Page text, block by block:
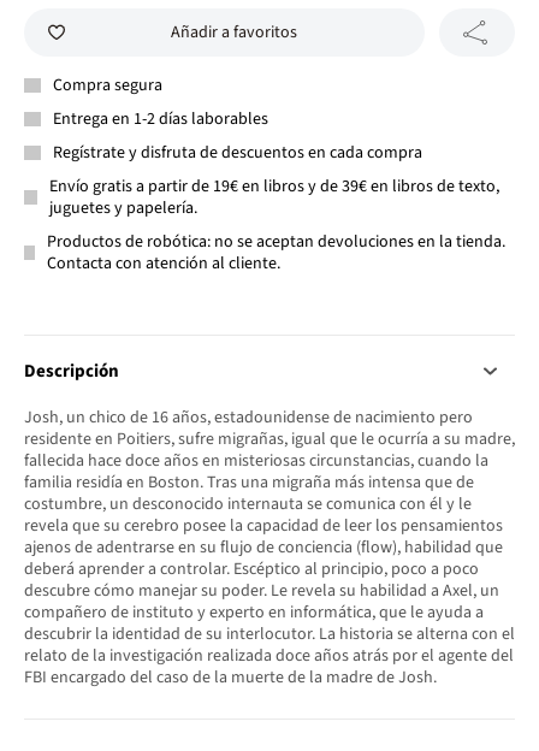
Añadir a favoritos
Compra segura
Entrega en 1-2 días laborables
Regístrate y disfruta de descuentos en cada compra
Envío gratis a partir de 19€ en libros y de 39€ en libros de texto,
juguetes y papelería.
Productos de robótica: no se aceptan devoluciones en la tienda.
Contacta con atención al cliente.
Descripción
Josh, un chico de 16 años, estadounidense de nacimiento pero
residente en Poitiers, sufre migrañas, igual que le ocurría a su madre,
fallecida hace doce años en misteriosas circunstancias, cuando la
familia residía en Boston. Tras una migraña más intensa que de
costumbre, un desconocido internauta se comunica con él y le
revela que su cerebro posee la capacidad de leer los pensamientos
ajenos de adentrarse en su flujo de conciencia (flow), habilidad que
deberá aprender a controlar. Escéptico al principio, poco a poco
descubre cómo manejar su poder. Le revela su habilidad a Axel, un
compañero de instituto y experto en informática, que le ayuda a
descubrir la identidad de su interlocutor. La historia se alterna con el
relato de la investigación realizada doce años atrás por el agente del
FBI encargado del caso de la muerte de la madre de Josh.